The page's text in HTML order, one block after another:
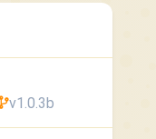
v1.0.3b